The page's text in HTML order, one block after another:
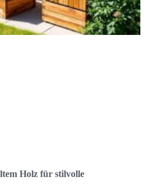
Holz für stilvolle